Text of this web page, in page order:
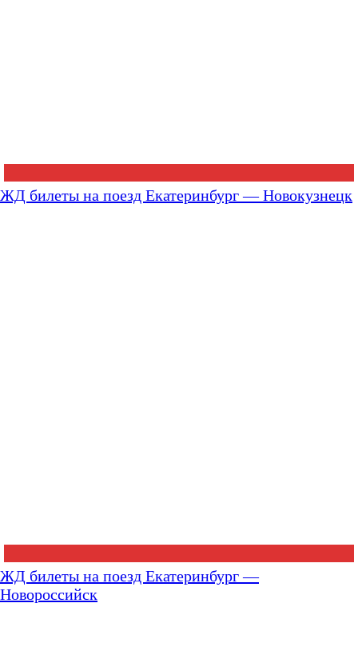
ЖД билеты на поезд Екатеринбург — Новокузнецк
ЖД билеты на поезд Екатеринбург —
Новороссийск